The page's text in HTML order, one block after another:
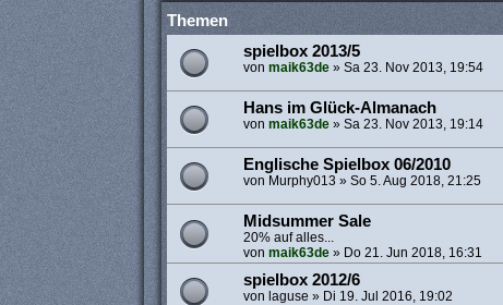
Themen
spielbox 2013/5
von maik63de» Sa 23. Nov 2013, 19:54
Hans im Glück-Almanach
von maik63de» Sa 23. Nov 2013, 19:14
Englische Spielbox 06/2010
von Murphy013 » So 5. Aug 2018, 21:25
Midsummer Sale
20% auf alles...
von maik63de» Do 21. Jun 2018, 16:31
spielbox 2012/6
von laguse » Di 19. Jul 2016, 19:02